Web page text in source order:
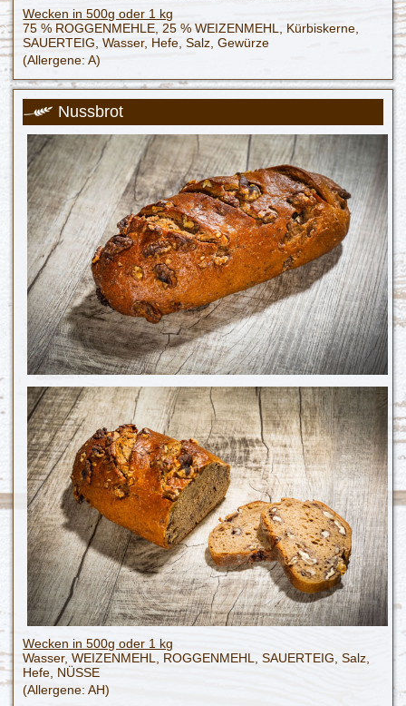
Wecken in 500g oder 1 kg
75 % ROGGENMEHLE, 25 % WEIZENMEHL, Kürbiskerne,
SAUERTEIG, Wasser, Hefe, Salz, Gewürze
(Allergene: A)
Nussbrot
Wecken in 500g oder 1 kg
Wasser, WEIZENMEHL, ROGGENMEHL, SAUERTEIG, Salz,
Hefe, NÜSSE
(Allergene: AH)